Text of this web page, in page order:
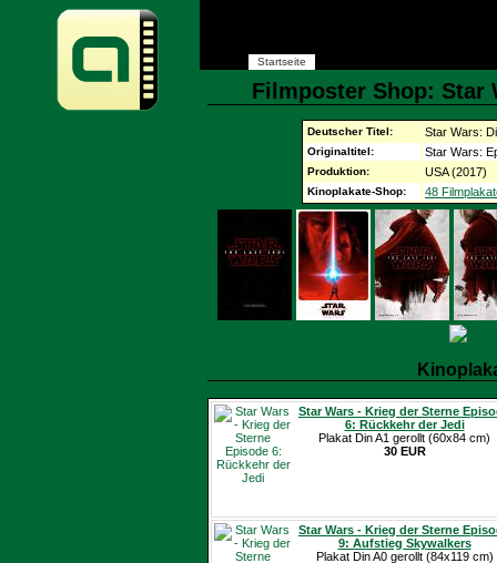
Startseite
Filmposter Shop: Star
Deutscher Titel: Star Wars:
Originaltitel: Star Wars:
Produktion: USA (2017)
Kinoplakate-Shop: 48
Star Wars - Krieg der Sterne
6: Rückkehr der Jedi
Plakat Din A1 gerollt (60x84 cm)
30 EUR
Star Wars - Krieg der Sterne
9: Aufstieg Skywalkers
Plakat Din A0 gerollt (84x119 cm)